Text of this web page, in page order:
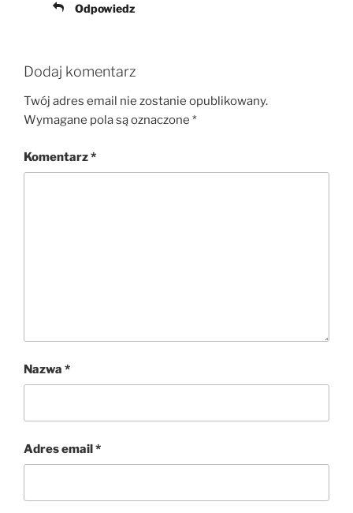
Odpowiedz
Dodaj komentarz
Twój adres email nie zostanie opublikowany.
Wymagane pola są oznaczone *
Komentarz*
Nazwa *
Adres email*